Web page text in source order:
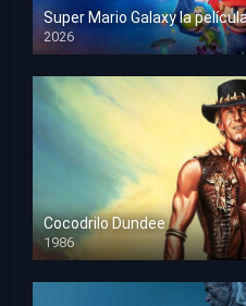
Super Mario Galaxy la
2026
HD 1080p
Cocodrilo Dundee
1986
HD 1080p